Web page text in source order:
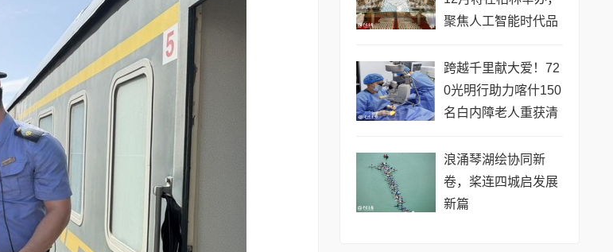
聚焦人工智能时代品
跨越千里献大爱！72
0光明行助力喀什150
名白内障老人重获清
浪涌琴湖绘协同新
卷，桨连四城启发展
新篇